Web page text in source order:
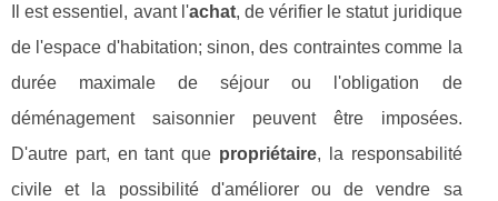
Il est essentiel, avant l'achat, de vérifier le statut juridique
de l'espace d'habitation; sinon, des contraintes comme la
durée maximale de séjour ou l'obligation de
déménagement saisonnier peuvent être imposées.
D'autre part, en tant que propriétaire, la responsabilité
civile et la possibilité d'améliorer ou de vendre sa